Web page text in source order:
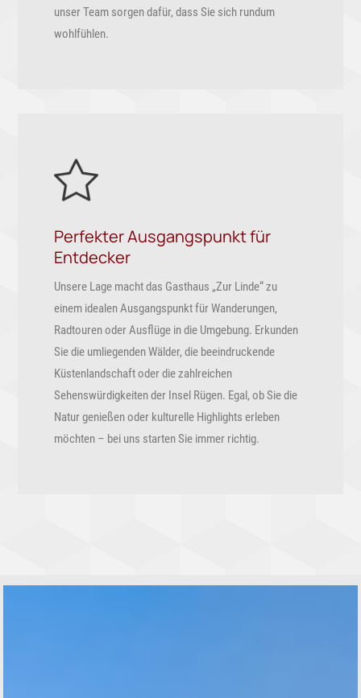
unser Team sorgen dafür, dass Sie sich rundum
wohlfühlen.
Perfekter Ausgangspunkt für
Entdecker
Unsere Lage macht das Gasthaus „Zur Linde“ zu
einem idealen Ausgangspunkt für Wanderungen,
Radtouren oder Ausflüge in die Umgebung. Erkunden
Sie die umliegenden Wälder, die beeindruckende
Küstenlandschaft oder die zahlreichen
Sehenswürdigkeiten der Insel Rügen. Egal, ob Sie die
Natur genießen oder kulturelle Highlights erleben
möchten – bei uns starten Sie immer richtig.